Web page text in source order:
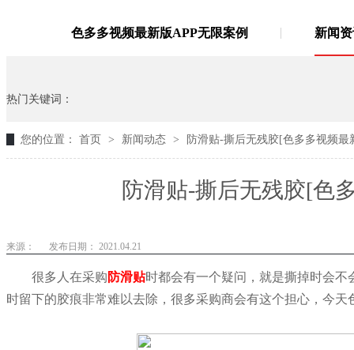
色多多视频最新版APP无限案例 新闻
热门关键词：
您的位置： 首页 > 新闻动态 > 防滑贴-撕后无残胶[色多多视频最
防滑贴-撕后无残胶[色
来源： 发布日期： 2021.04.21
很多人在采购 防滑贴时都会有一个疑问，就是撕掉时会
时留下的胶痕非常难以去除，很多采购商会有这个担心，今